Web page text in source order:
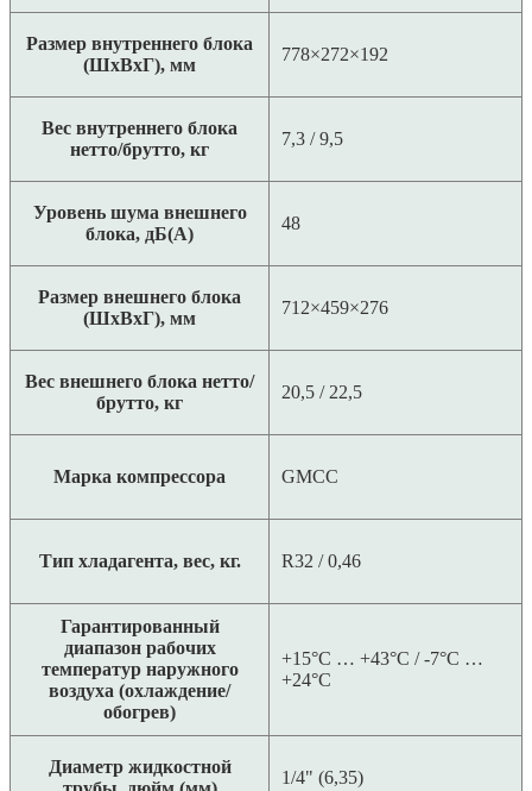
Размер внутреннего блока
(ШхВхГ), мм
778×272×192
Вес внутреннего блока
нетто/брутто, кг
7,3 / 9,5
Уровень шума внешнего
блока, дБ(А)
48
Размер внешнего блока
(ШхВхГ), мм
712×459×276
Вес внешнего блока нетто/
брутто, кг
20,5 / 22,5
Марка компрессора GMCC
Тип хладагента, вес, кг. R32 / 0,46
Гарантированный
диапазон рабочих
температур наружного
воздуха (охлаждение/
обогрев)
+15°C … +43°C / -7°C …
+24°C
Диаметр жидкостной
1/4" (6,35)